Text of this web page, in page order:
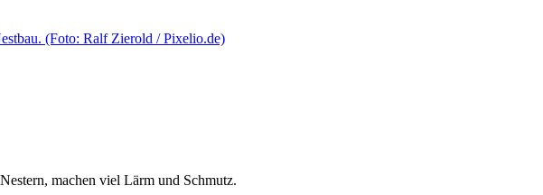
machen viel Lärm und Schmutz.